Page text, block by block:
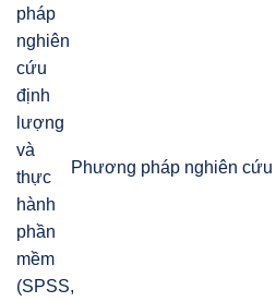
Phương pháp nghiên